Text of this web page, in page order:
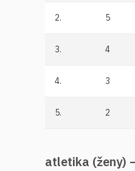
2. 5
3. 4
4. 3
5. 2
atletika (ženy)